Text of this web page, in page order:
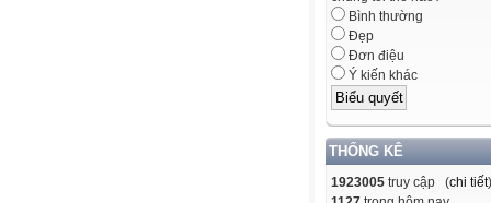
Bình thường
Đẹp
Đơn điệu
Ý kiến khác
THỐNG KÊ
1923005 truy cập (chi tiết)